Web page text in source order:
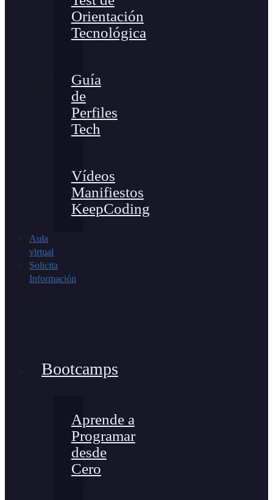
Orientación
Tecnológica
Guía
de
Perfiles
Tech
Vídeos
Manifiestos
KeepCoding
Aula
virtual
Solicita
Información
Bootcamps
Aprende a
Programar
desde
Cero